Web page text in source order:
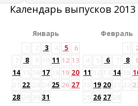
Календарь выпусков 2013
Январь
1
2 3 4 5
6
7
8 9 10 11 12 13
14 15 16 17 18 19 20
21 22 23 24 25 26 27
28 29 30 31
Февраль
1
4
5 6 7 8
11 12 13 14 15
18 19 20 21 22
25 26 27 28